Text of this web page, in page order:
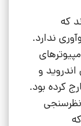
که
ندارد.
و
کرده بود.